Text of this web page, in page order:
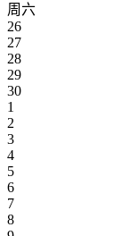
周六
26
27
28
29
30
1
2
3
4
5
6
7
8